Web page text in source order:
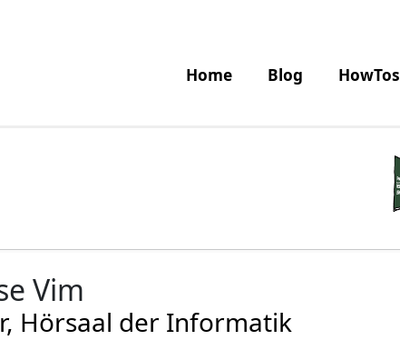
Home Blog HowTos
Vim
Hörsaal der Informatik